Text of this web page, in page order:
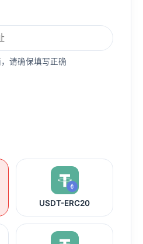
请确保填写正确
USDT-ERC20